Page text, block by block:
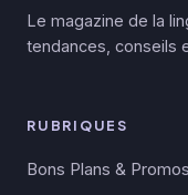
Le magazine de la
tendances, conseils
RUBRIQUES
Bons Plans & Promos